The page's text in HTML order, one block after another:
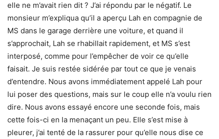
elle ne m’avait rien dit ? J’ai répondu par le négatif. Le
monsieur m’expliqua qu’il a aperçu Lah en compagnie de
MS dans le garage derrière une voiture, et quand il
s’approchait, Lah se rhabillait rapidement, et MS s’est
interposé, comme pour l’empêcher de voir ce qu’elle
faisait. Je suis restée sidérée par tout ce que je venais
d’entendre. Nous avons immédiatement appelé Lah pour
lui poser des questions, mais sur le coup elle n’a voulu rien
dire. Nous avons essayé encore une seconde fois, mais
cette fois-ci en la menaçant un peu. Elle s’est mise à
pleurer, j’ai tenté de la rassurer pour qu’elle nous dise ce